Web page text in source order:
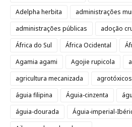
Adelpha herbita
administrações
administrações públicas
adoção
África do Sul
África Ocidental
Agamia agami
Agojie rupicola
agricultura mecanizada
agrotóxicos
águia filipina
Águia-cinzenta
águia-dourada
Águia-imperial-